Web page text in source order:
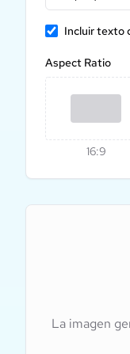
Incluir texto
Aspect Ratio
16:9
La imagen